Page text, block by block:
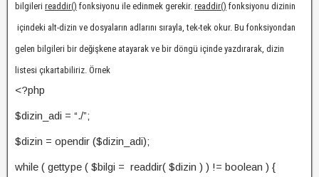
bilgileri readdir() fonksiyonu ile edinmek gerekir. readdir() fonksiyonu dizinin
içindeki alt-dizin ve dosyaların adlarını sırayla, tek-tek okur. Bu fonksiyondan
gelen bilgileri bir değişkene atayarak ve bir döngü içinde yazdırarak, dizin
listesi çıkartabiliriz. Örnek
<?php
$dizin_adi = “./”;
$dizin = opendir ($dizin_adi);
while ( gettype ( $bilgi = readdir( $dizin ) ) != boolean ) {